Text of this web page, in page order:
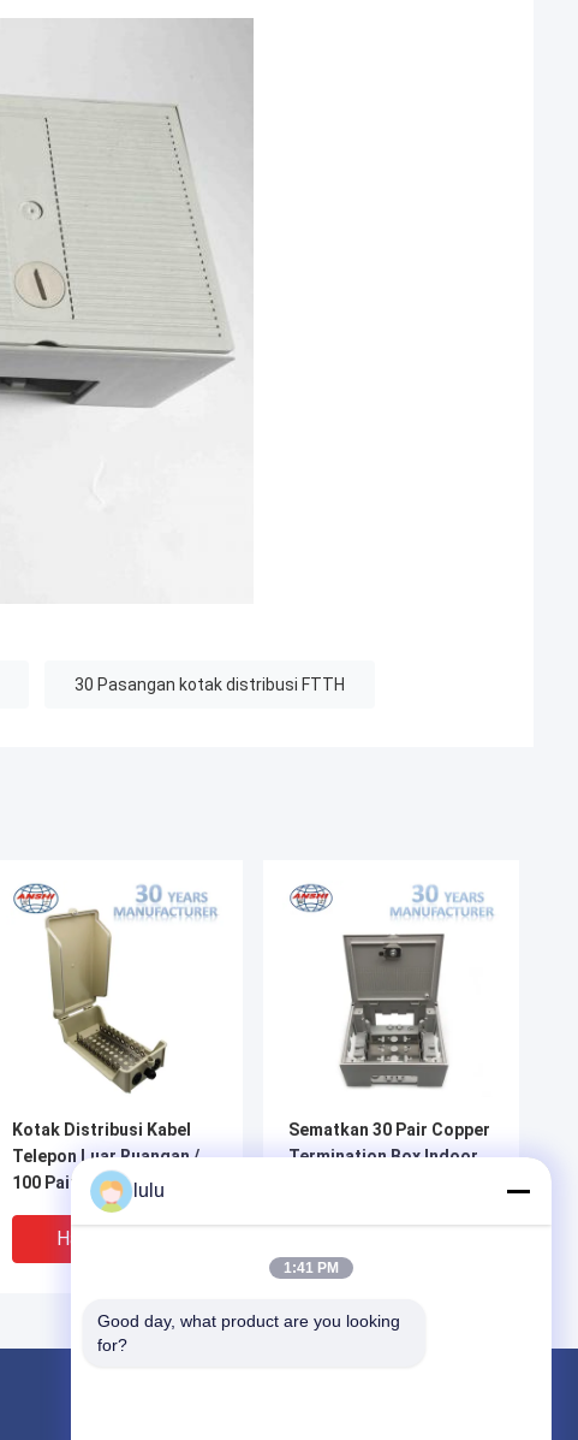
30 Pasangan kotak distribusi FTTH
Kotak Distribusi Kabel
Telepon Luar Ruangan /
100 Pair Weatherproof
Harga Terbaik
Sematkan 30 Pair Copper
Termination Box Indoor
lulu
1:41 PM
Good day, what product are you looking
for?